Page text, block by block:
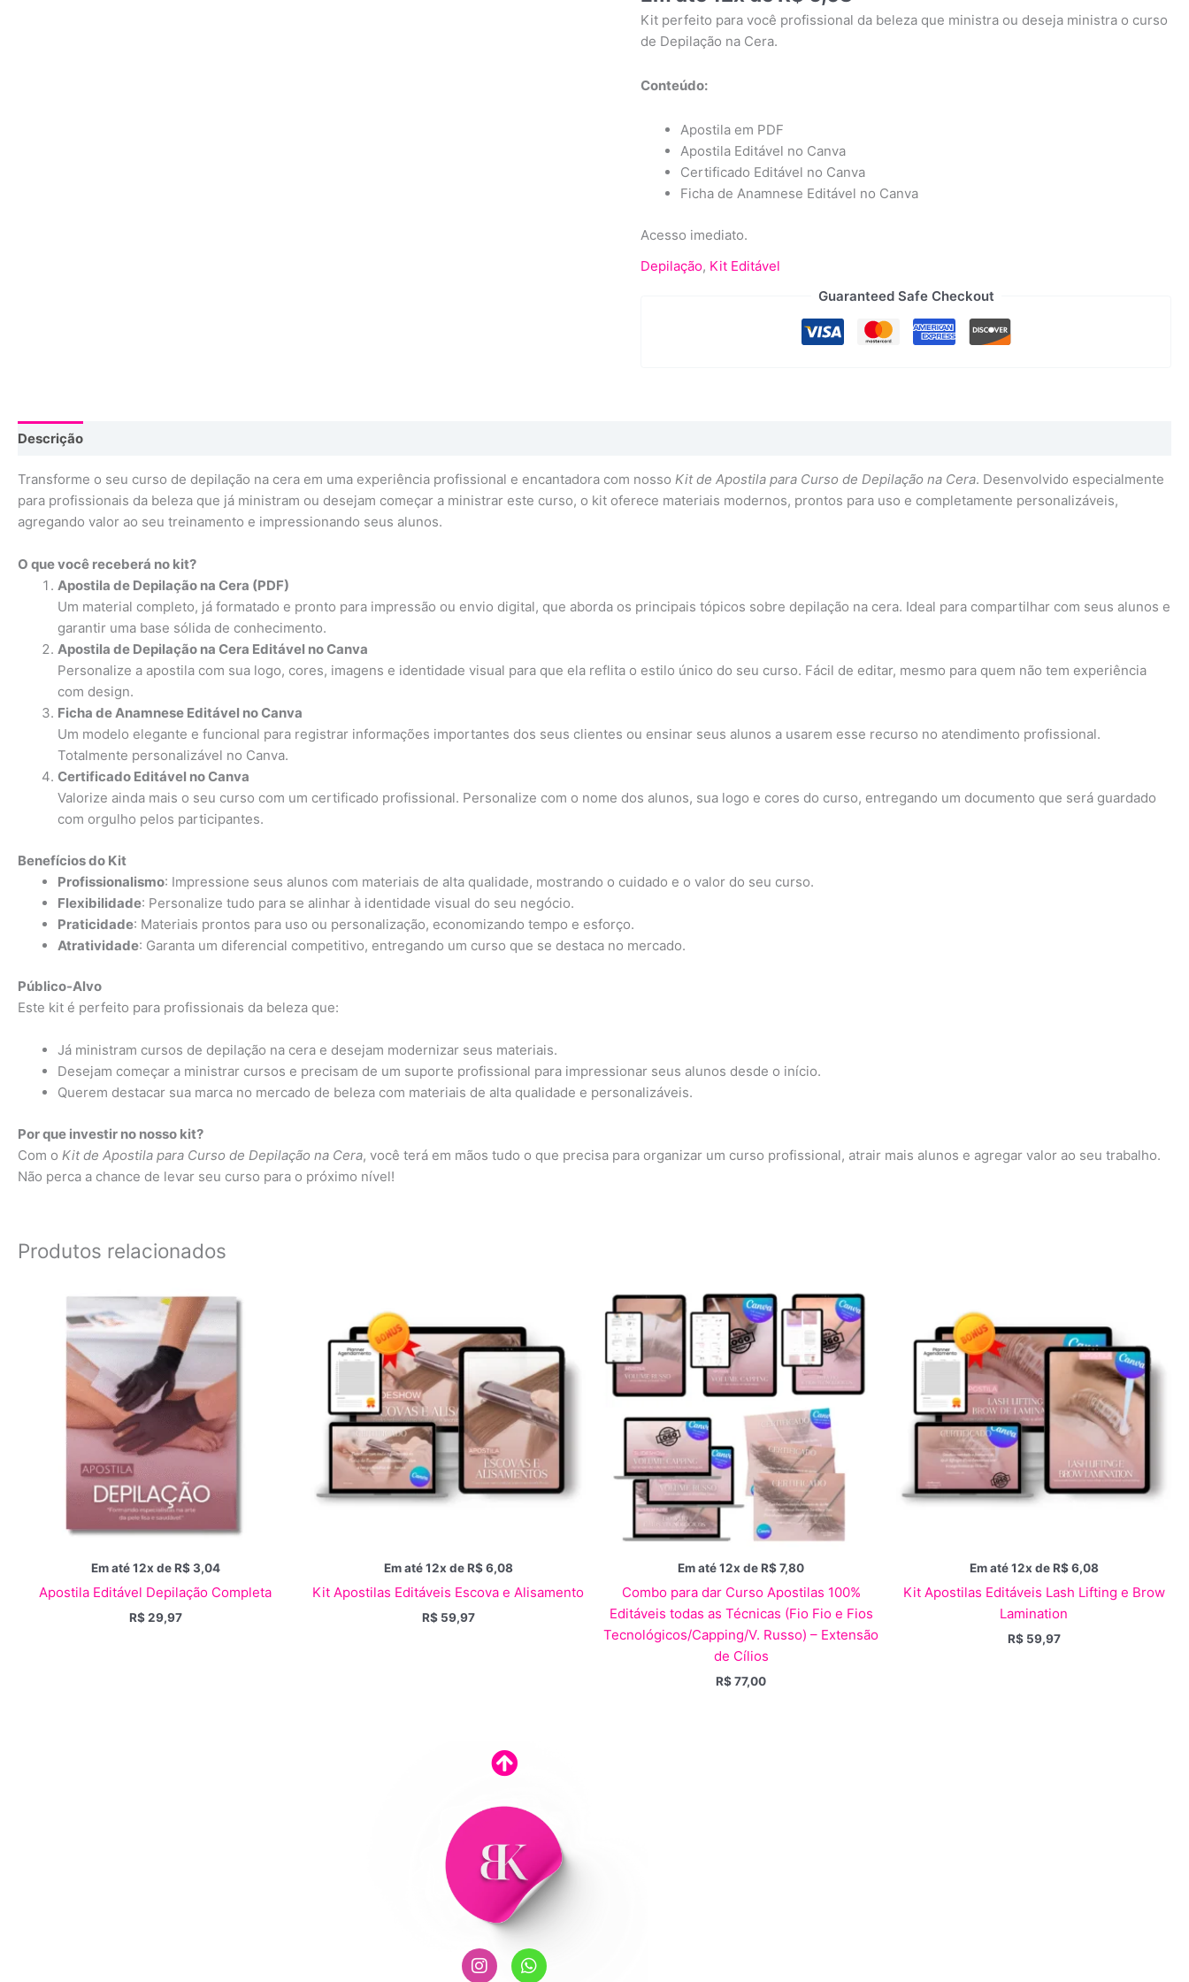
Kit perfeito para você profissional da beleza que ministra ou deseja ministra o curso
de Depilação na Cera.
Conteúdo:
Apostila em PDF
Apostila Editável no Canva
Certificado Editável no Canva
Ficha de Anamnese Editável no Canva
Acesso imediato.
Depilação, Kit Editável
Guaranteed Safe Checkout
Descrição
Transforme o seu curso de depilação na cera em uma experiência profissional e encantadora com nosso Kit de Apostila para Curso de Depilação na Cera. Desenvolvido especialmente
para profissionais da beleza que já ministram ou desejam começar a ministrar este curso, o kit oferece materiais modernos, prontos para uso e completamente personalizáveis,
agregando valor ao seu treinamento e impressionando seus alunos.
O que você receberá no kit?
Apostila de Depilação na Cera (PDF)
Um material completo, já formatado e pronto para impressão ou envio digital, que aborda os principais tópicos sobre depilação na cera. Ideal para compartilhar com seus alunos e
garantir uma base sólida de conhecimento.
Apostila de Depilação na Cera Editável no Canva
Personalize a apostila com sua logo, cores, imagens e identidade visual para que ela reflita o estilo único do seu curso. Fácil de editar, mesmo para quem não tem experiência
com design.
Ficha de Anamnese Editável no Canva
Um modelo elegante e funcional para registrar informações importantes dos seus clientes ou ensinar seus alunos a usarem esse recurso no atendimento profissional.
Totalmente personalizável no Canva.
Certificado Editável no Canva
Valorize ainda mais o seu curso com um certificado profissional. Personalize com o nome dos alunos, sua logo e cores do curso, entregando um documento que será guardado
com orgulho pelos participantes.
Benefícios do Kit
Profissionalismo: Impressione seus alunos com materiais de alta qualidade, mostrando o cuidado e o valor do seu curso.
Flexibilidade: Personalize tudo para se alinhar à identidade visual do seu negócio.
Praticidade: Materiais prontos para uso ou personalização, economizando tempo e esforço.
Atratividade: Garanta um diferencial competitivo, entregando um curso que se destaca no mercado.
Público-Alvo
Este kit é perfeito para profissionais da beleza que:
Já ministram cursos de depilação na cera e desejam modernizar seus materiais.
Desejam começar a ministrar cursos e precisam de um suporte profissional para impressionar seus alunos desde o início.
Querem destacar sua marca no mercado de beleza com materiais de alta qualidade e personalizáveis.
Por que investir no nosso kit?
Com o Kit de Apostila para Curso de Depilação na Cera, você terá em mãos tudo o que precisa para organizar um curso profissional, atrair mais alunos e agregar valor ao seu trabalho.
Não perca a chance de levar seu curso para o próximo nível!
Produtos relacionados
Em até 12x deR$3,04
Apostila Editável Depilação Completa
R$29,97
Em até 12x deR$6,08
Kit Apostilas Editáveis Escova e Alisamento
R$59,97
Em até 12x deR$7,80
Combo para dar Curso Apostilas 100%
Editáveis todas as Técnicas (Fio Fio e Fios
Tecnológicos/Capping/V. Russo) – Extensão
de Cílios
R$77,00
Em até 12x deR$6,08
Kit Apostilas Editáveis Lash Lifting e Brow
Lamination
R$59,97